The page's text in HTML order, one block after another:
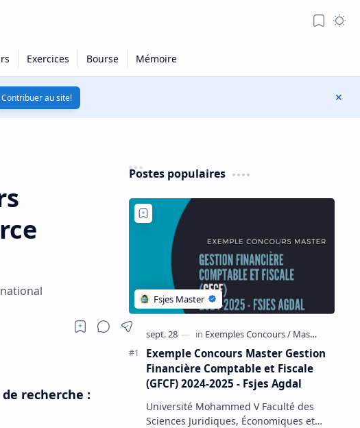
Contribuer au site!
recherche :
Postes populaires
Exemple Concours Master Gestion
Financière Comptable et Fiscale
(GFCF) 2024-2025 - Fsjes Agdal
Université Mohammed V Faculté des
Sciences Juridiques, Économiques et